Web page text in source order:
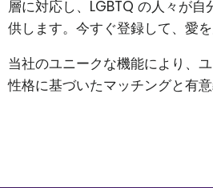
層に対応し、LGBTQ の人々が
供します。今すぐ登録して、愛
当社のユニークな機能により、
性格に基づいたマッチングと有